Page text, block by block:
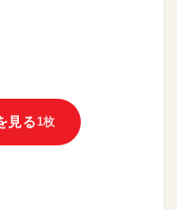
見る1枚